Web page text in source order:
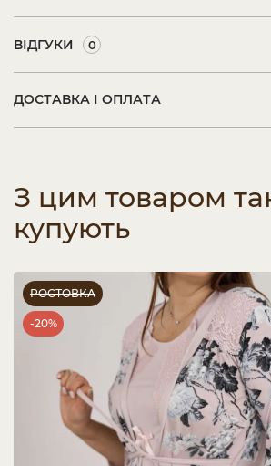
ВІДГУКИ 0
ДОСТАВКА І ОПЛАТА
З цим товаром
купують
РОСТОВКА
-20%